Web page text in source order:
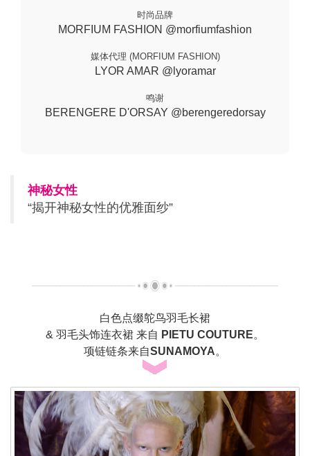
时尚品牌
MORFIUM FASHION @morfiumfashion
媒体代理 (MORFIUM FASHION)
LYOR AMAR @lyoramar
鸣谢
BERENGERE D'ORSAY @berengeredorsay
神秘女性
“揭开神秘女性的优雅面纱”
白色点缀鸵鸟羽毛长裙
& 羽毛头饰连衣裙 来自 PIETU COUTURE。
项链链条来自SUNAMOYA。